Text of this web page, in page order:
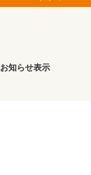
お知らせ表示